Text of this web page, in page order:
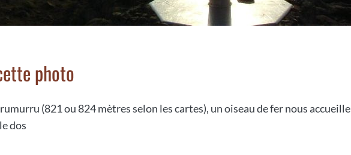
photo
(821 ou 824 mètres selon les cartes), un oiseau de fer nous accueille
dos